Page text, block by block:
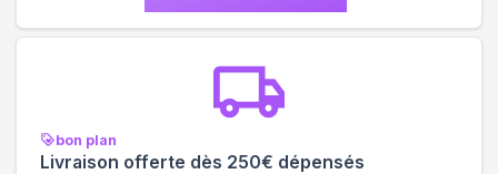
bon plan
Livraison offerte dès 250€ dépensés